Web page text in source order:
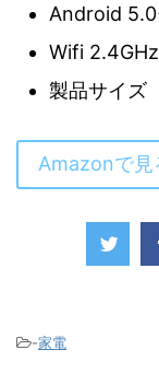
Android
Wifi 2.4GHz
Amazonで見
-家電